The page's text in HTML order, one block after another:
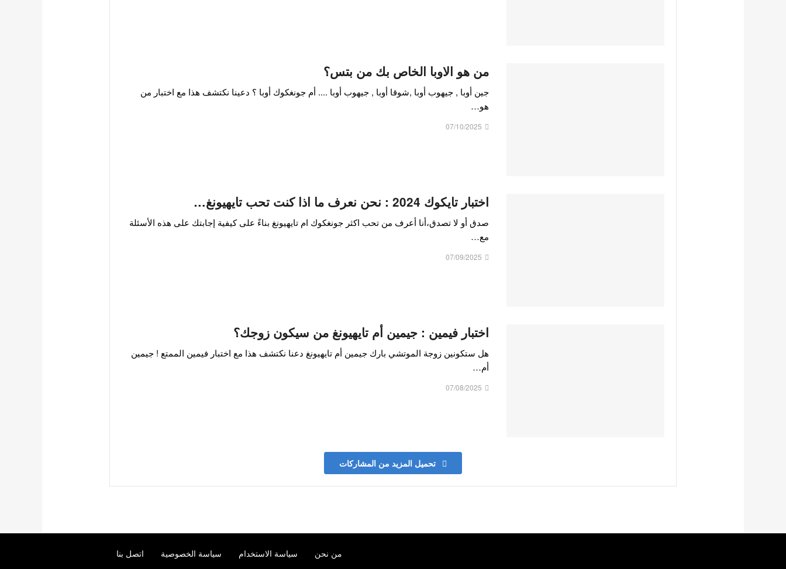
من هو الاوبا الخاص بك من بتس؟
جين أوبا , جيهوب أوبا ,شوقا أوبا , جيهوب أوبا .... أم جونغكوك أوبا ؟ دعينا نكتشف هذا مع اختبار من
هو…
07/10/2025
اختبار تايكوك 2024 : نحن نعرف ما اذا كنت تحب تايهيونغ…
صدق أو لا تصدق،أنا أعرف من تحب اكثر جونغكوك ام تايهيونغ بناءً على كيفية إجابتك على هذه الأسئلة
مع…
07/09/2025
اختبار فيمين : جيمين أم تايهيونغ من سيكون زوجك؟
هل ستكونين زوجة الموتشي بارك جيمين أم تايهيونغ دعنا نكتشف هذا مع اختبار فيمين الممتع ! جيمين
أم…
07/08/2025
تحميل المزيد من المشاركات
من نحن سياسة الاستخدام سياسة الخصوصية اتصل بنا